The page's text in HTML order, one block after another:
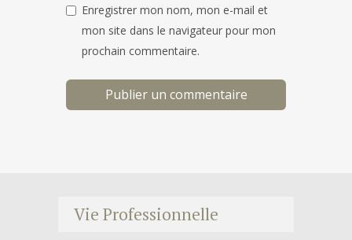
Enregistrer mon nom, mon e-mail et
mon site dans le navigateur pour mon
prochain commentaire.
Vie Professionnelle